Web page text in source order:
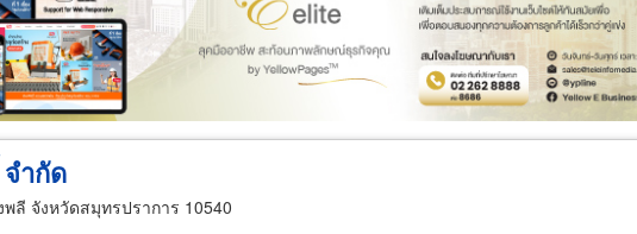
ำกัด
ลี จังหวัดสมุทรปราการ 10540